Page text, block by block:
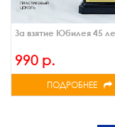
За взятие Юбилея 45
990 р.
ПОДРОБНЕЕ